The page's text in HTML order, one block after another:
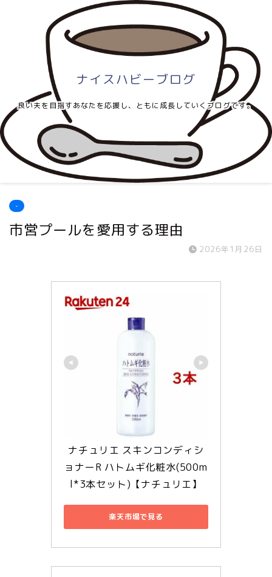
ナイスハビーブログ
良い夫を目指すあなたを応援し、ともに成長していくブログです。
-
市営プールを愛用する理由
2026年1月26日
ナチュリエ スキンコンディシ
ョナーR ハトムギ化粧水(500m
l*3本セット)【ナチュリエ】
楽天市場で見る